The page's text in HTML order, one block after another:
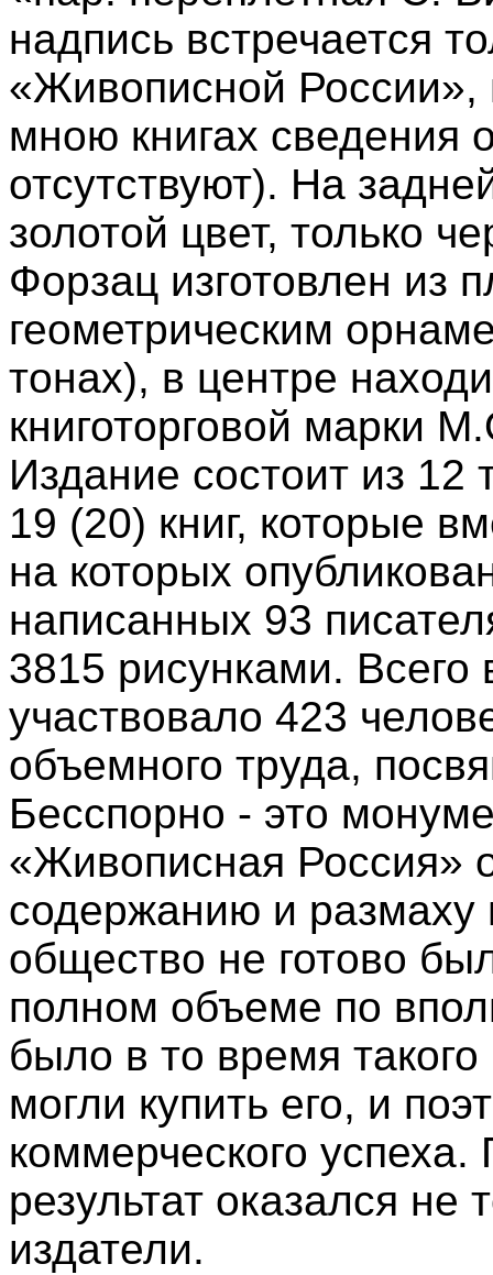
надпись встречается
«Живописной России»,
мною книгах сведения
отсутствуют). На
золотой цвет, только
Форзац изготовлен из
геометрическим
тонах), в центре
книготорговой марки
Издание состоит из
19 (20) книг, которые
на которых
написанных 93
3815 рисунками. Всего
участвовало 423
объемного труда,
Бесспорно - это
«Живописная Россия»
содержанию и размаху
общество не готово
полном объеме по
было в то время
могли купить его, и
коммерческого
результат оказался не
издатели.